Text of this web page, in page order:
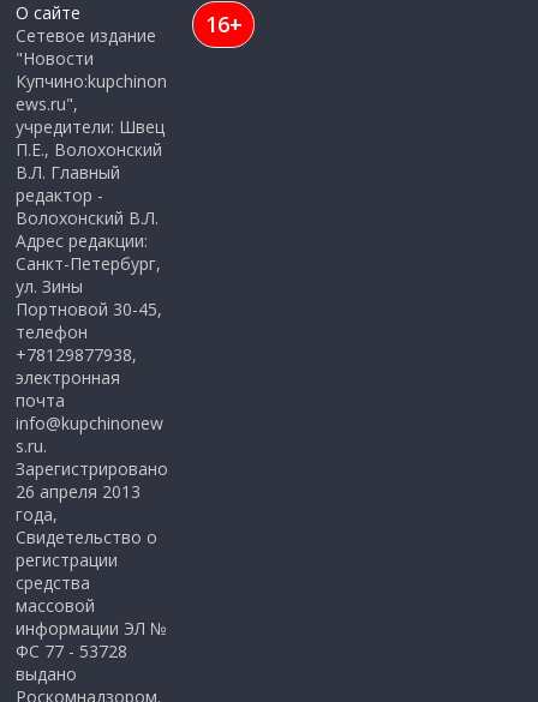
О сайте
Сетевое издание
"Новости
Купчино:kupchinon
ews.ru",
учредители: Швец
П.Е., Волохонский
В.Л. Главный
редактор -
Волохонский В.Л.
Адрес редакции:
Санкт-Петербург,
ул. Зины
Портновой 30-45,
телефон
+78129877938,
электронная
почта
info@kupchinonew
s.ru.
Зарегистрировано
26 апреля 2013
года,
Свидетельство о
регистрации
средства
массовой
информации ЭЛ №
ФС 77 - 53728
выдано
Роскомнадзором.
16+